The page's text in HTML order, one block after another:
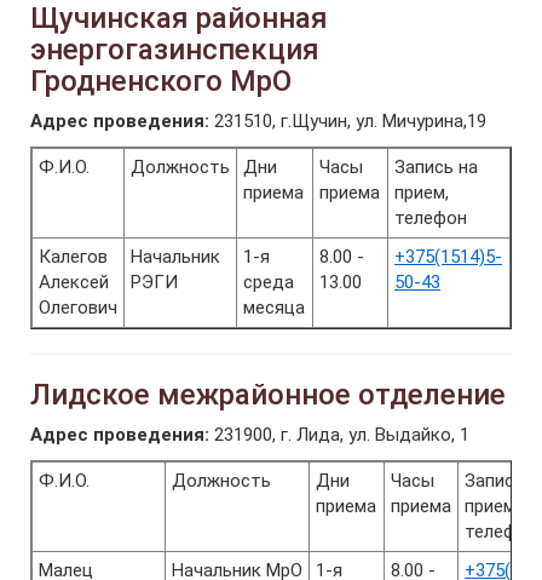
Щучинская районная
энергогазинспекция
Гродненского МрО
Адрес проведения: 231510, г.Щучин, ул. Мичурина,19
Ф.И.О. Должность
Дни
приема
Часы
приема
Запись на
прием,
телефон
Калегов
Алексей
Олегович
Начальник
РЭГИ
1-я
среда
месяца
8.00 -
13.00
+375(1514)5-
50-43
Лидское межрайонное отделение
Адрес проведения: 231900, г. Лида, ул. Выдайко, 1
Ф.И.О. Должность
Дни
приема
Часы
приема
Запись
прием,
телефон
Малец
Начальник МрО 1-я 8.00 -